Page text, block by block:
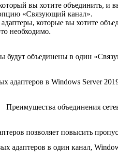
вы хотите объединить, и
«Связующий канал».
которые вы хотите
необходимо.
объединены в один
адаптеров в Windows Server
Преимущества объединения
позволяет повысить
адаптеров в один канал,